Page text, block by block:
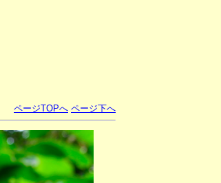
ページTOPへ ページ下へ